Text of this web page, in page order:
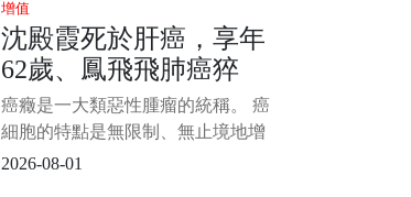
悲痛和不捨的心情告訴大家，阿Nat
已於今早在醫院睡夢中安詳離世。
1/4 Natalie 是在星期日晚入院，在
最後的日子家人和最好的朋友
增值
沈殿霞死於肝癌，享年
62歲、鳳飛飛肺癌猝
逝，享年60歲！「這10
大食品」能不碰就不碰
癌癥是一大類惡性腫瘤的統稱。 癌
細胞的特點是無限制、無止境地增
生，使患者體內的營養物質被大量
2026-08-01